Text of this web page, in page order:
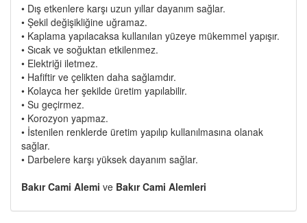
• Dış etkenlere karşı uzun yıllar dayanım sağlar.
• Şekil değişikliğine uğramaz.
• Kaplama yapılacaksa kullanılan yüzeye mükemmel yapışır.
• Sıcak ve soğuktan etkilenmez.
• Elektriği iletmez.
• Hafiftir ve çelikten daha sağlamdır.
• Kolayca her şekilde üretim yapılabilir.
• Su geçirmez.
• Korozyon yapmaz.
• İstenilen renklerde üretim yapılıp kullanılmasına olanak
sağlar.
• Darbelere karşı yüksek dayanım sağlar.
Bakır Cami Alemi ve Bakır Cami Alemleri